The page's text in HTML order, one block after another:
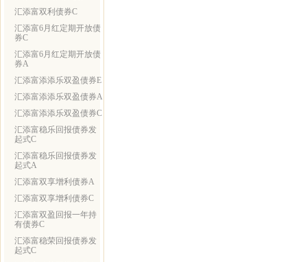
汇添富双利债券C
汇添富6月红定期开放债
券C
汇添富6月红定期开放债
券A
汇添富添添乐双盈债券E
汇添富添添乐双盈债券A
汇添富添添乐双盈债券C
汇添富稳乐回报债券发
起式C
汇添富稳乐回报债券发
起式A
汇添富双享增利债券A
汇添富双享增利债券C
汇添富双盈回报一年持
有债券C
汇添富稳荣回报债券发
起式C